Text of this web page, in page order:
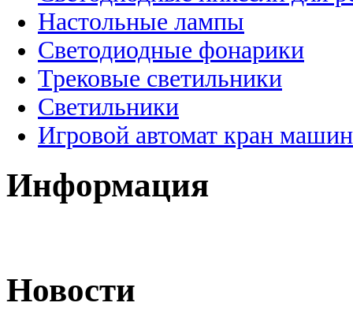
Настольные лампы
Светодиодные фонарики
Трековые светильники
Светильники
Игровой автомат кран
Информация
Новости